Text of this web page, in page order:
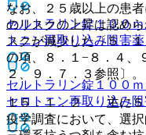
セルトラリン錠１００ｍ
トニン再取り込み阻害薬
セルトラリン錠１００ｍ
セロトニン再取り込み阻
なお、２５歳以上の患
のリスクの上昇は認め
スクが減少した〔５．
の項、８．１−８．４、
２、９．７．３参照〕。
１５．１．２． 主に５
疫学調査において、選